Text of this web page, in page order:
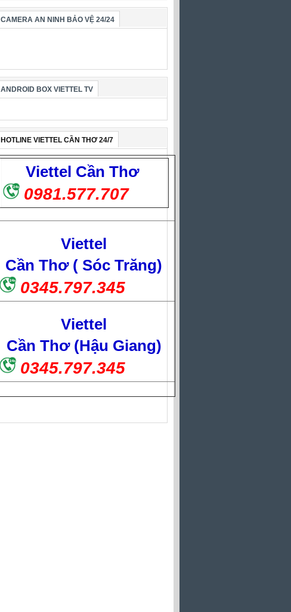
CAMERA AN NINH BẢO VỆ 24/24
ANDROID BOX VIETTEL TV
HOTLINE VIETTEL CẦN THƠ 24/7
Viettel Cần Thơ
0981.577.707
Viettel
Cần Thơ ( Sóc Trăng)
0345.797.345
Viettel
Cần Thơ (Hậu Giang)
0345.797.345